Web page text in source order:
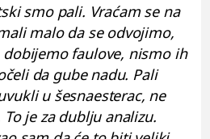
smo pali. Vraćam se na
malo da se odvojimo,
faulove, nismo ih
da gube nadu. Pali
u šesnaesterac, ne
je za dublju analizu.